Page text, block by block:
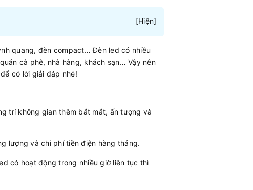
[Hiện]
quang, đèn compact… Đèn led có nhiều
cà phê, nhà hàng, khách sạn… Vậy nên
có lời giải đáp nhé!
trí không gian thêm bắt mắt, ấn tượng và
lượng và chi phí tiền điện hàng tháng.
có hoạt động trong nhiều giờ liên tục thì